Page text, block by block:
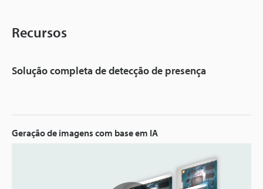
Recursos
Solução completa de detecção de presença
Geração de imagens com base em IA